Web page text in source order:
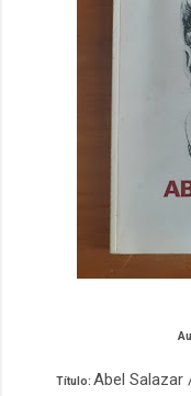
Título: Abel Salazar